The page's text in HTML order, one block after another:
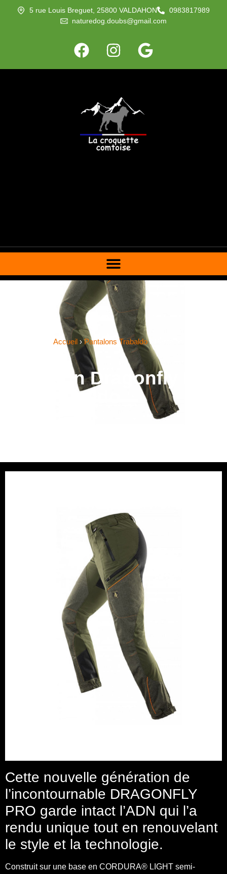
5 rue Louis Breguet, 25800 VALDAHON
0983817989
naturedog.doubs@gmail.com
Accueil ›Pantalons Trabaldo›
Pantalon Dragonfly Evo
Pro Trabaldo
Cette nouvelle génération de
l’incontournable DRAGONFLY
PRO garde intact l’ADN qui l’a
rendu unique tout en renouvelant
le style et la technologie.
Construit sur une base en CORDURA® LIGHT semi-